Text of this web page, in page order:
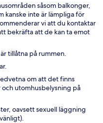
såsom balkonger,
kanske inte är lämpliga för
vi att du kontaktar
bekräfta att de kan ta emot
tillåtna på rummen.
om att det finns
utomhusbelysning på
oavsett sexuell läggning